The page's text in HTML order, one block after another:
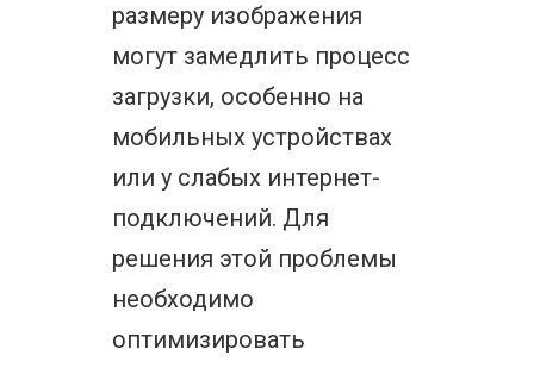
размеру изображения
могут замедлить процесс
загрузки, особенно на
мобильных устройствах
или у слабых интернет-
подключений. Для
решения этой проблемы
необходимо
оптимизировать